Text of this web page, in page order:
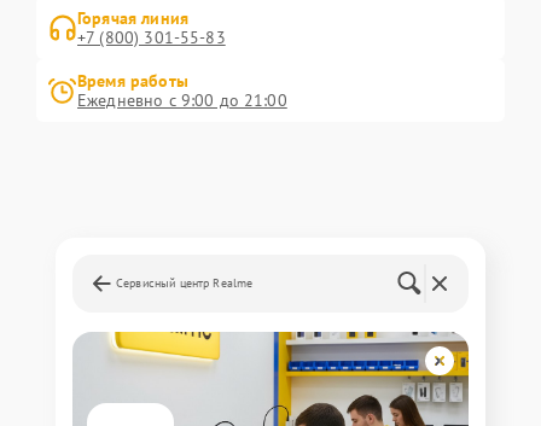
Горячая линия
+7 (800) 301-55-83
Время работы
Ежедневно с 9:00 до 21:00
Сервисный центр Realme